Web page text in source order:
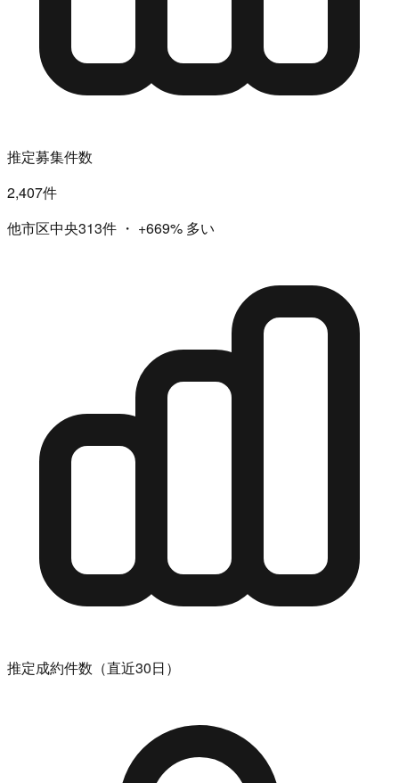
推定募集件数
2,407件
他市区中央313件 ・ +669% 多い
推定成約件数（直近30日）